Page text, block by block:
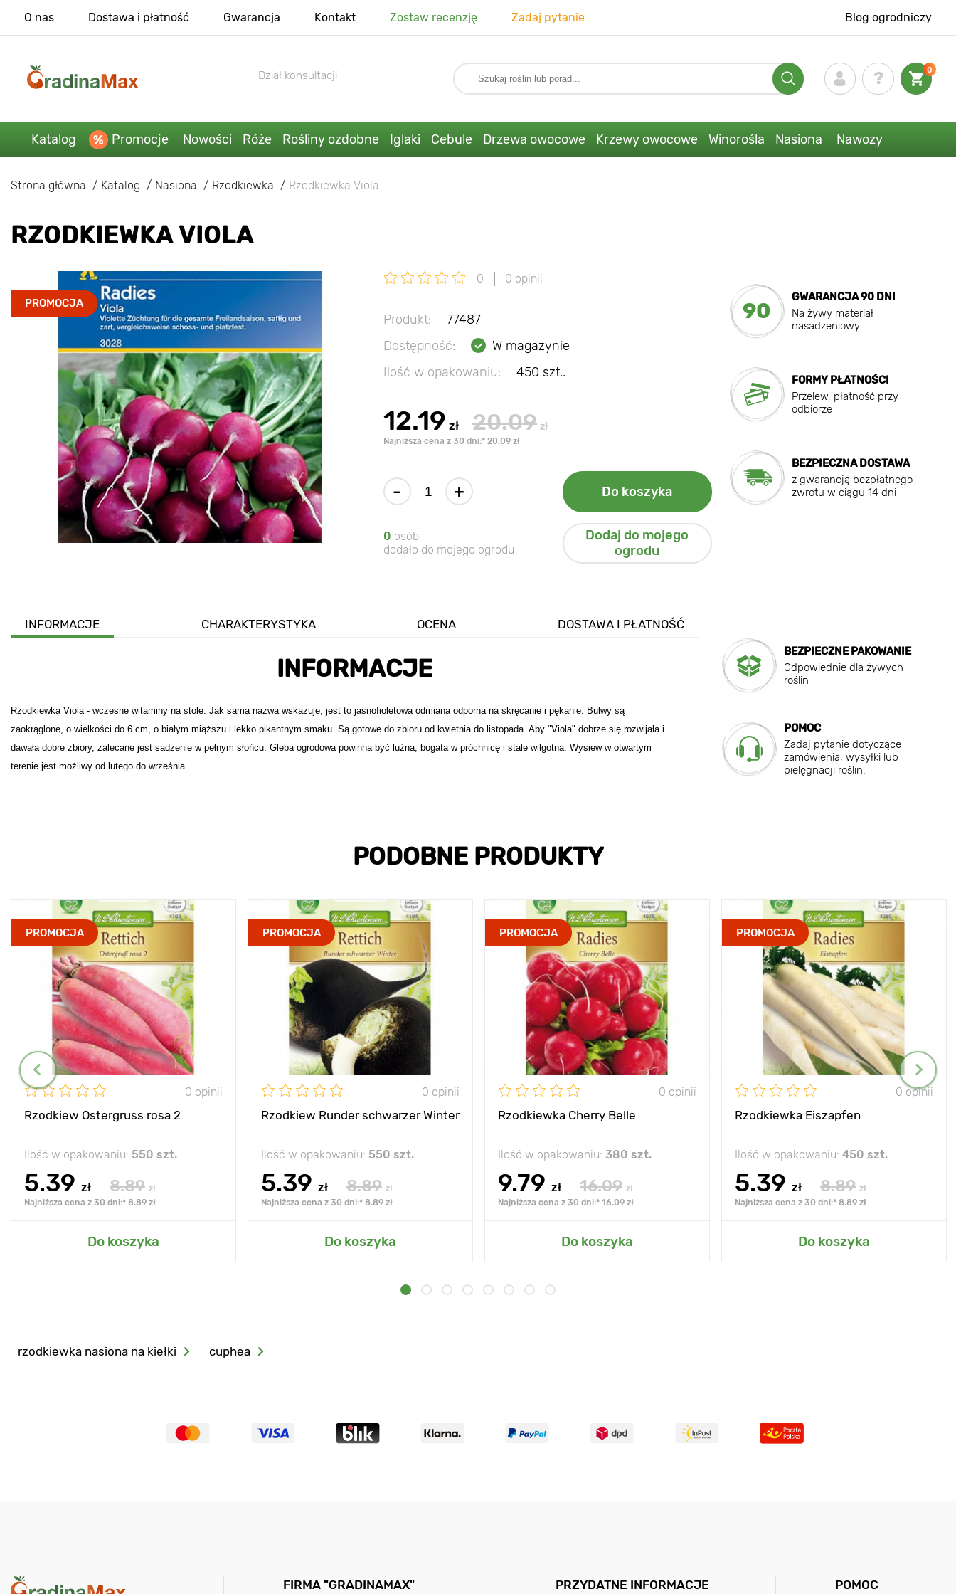
O nas Dostawa i płatność Gwarancja Kontakt Zostaw recenzję Zadaj pytanie Blog ogrodniczy
Dział konsultacji 0
Katalog Promocje Nowości Róże Rośliny ozdobne Iglaki Cebule Drzewa owocowe Krzewy owocowe Winorośla Nasiona Nawozy
Strona główna Katalog Nasiona Rzodkiewka Rzodkiewka Viola
RZODKIEWKA VIOLA
PROMOCJA
0 0 opinii
Produkt:
77487
Dostępność:
W magazynie
Ilość w opakowaniu:
450 szt..
12.19 zł 20.09 zł
Najniższa cena z 30 dni:* 20.09 zł
- + Do koszyka
0 osób
dodało do mojego ogrodu
Dodaj do mojego
ogrodu
90
GWARANCJA 90 DNI
Na żywy materiał
nasadzeniowy
FORMY PŁATNOŚCI
Przelew, płatność przy
odbiorze
BEZPIECZNA DOSTAWA
z gwarancją bezpłatnego
zwrotu w ciągu 14 dni
INFORMACJE CHARAKTERYSTYKA OCENA DOSTAWA I PŁATNOŚĆ
INFORMACJE
Rzodkiewka Viola - wczesne witaminy na stole. Jak sama nazwa wskazuje, jest to jasnofioletowa odmiana odporna na skręcanie i pękanie. Bulwy są
zaokrąglone, o wielkości do 6 cm, o białym miąższu i lekko pikantnym smaku. Są gotowe do zbioru od kwietnia do listopada. Aby "Viola" dobrze się rozwijała i
dawała dobre zbiory, zalecane jest sadzenie w pełnym słońcu. Gleba ogrodowa powinna być luźna, bogata w próchnicę i stale wilgotna. Wysiew w otwartym
terenie jest możliwy od lutego do września.
BEZPIECZNE PAKOWANIE
Odpowiednie dla żywych
roślin
POMOC
Zadaj pytanie dotyczące
zamówienia, wysyłki lub
pielęgnacji roślin.
PODOBNE PRODUKTY
PROMOCJA
0 opinii
Rzodkiew Ostergruss rosa 2
Ilość w opakowaniu: 550 szt.
5.39 zł 8.89 zł
Najniższa cena z 30 dni:* 8.89 zł
Do koszyka
PROMOCJA
0 opinii
Rzodkiew Runder schwarzer Winter
Ilość w opakowaniu: 550 szt.
5.39 zł 8.89 zł
Najniższa cena z 30 dni:* 8.89 zł
Do koszyka
PROMOCJA
0 opinii
Rzodkiewka Cherry Belle
Ilość w opakowaniu: 380 szt.
9.79 zł 16.09 zł
Najniższa cena z 30 dni:* 16.09 zł
Do koszyka
PROMOCJA
0 opinii
Rzodkiewka Eiszapfen
Ilość w opakowaniu: 450 szt.
5.39 zł 8.89 zł
Najniższa cena z 30 dni:* 8.89 zł
Do koszyka
rzodkiewka nasiona na kiełki cuphea
FIRMA "GRADINAMAX" PRZYDATNE INFORMACJE POMOC